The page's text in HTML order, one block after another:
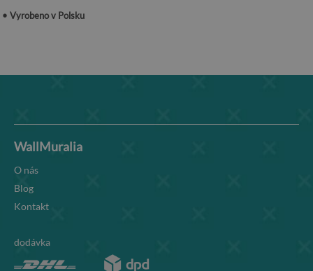
• Vyrobeno v Polsku
WallMuralia
O nás
Blog
Kontakt
dodávka